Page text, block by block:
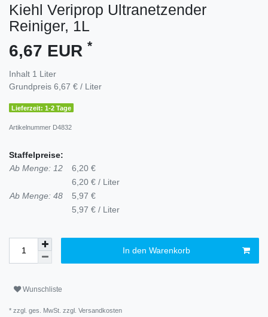
Kiehl Veriprop Ultranetzender
Reiniger, 1L
6,67 EUR *
Inhalt 1 Liter
Grundpreis 6,67 € / Liter
Lieferzeit: 1-2 Tage
Artikelnummer D4832
Staffelpreise:
Ab Menge: 12
6,20 €
6,20 € / Liter
Ab Menge: 48
5,97 €
5,97 € / Liter
In den Warenkorb
Wunschliste
* zzgl. ges. MwSt. zzgl. Versandkosten